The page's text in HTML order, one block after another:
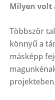
Milyen volt
Többször
könnyű a
másképp